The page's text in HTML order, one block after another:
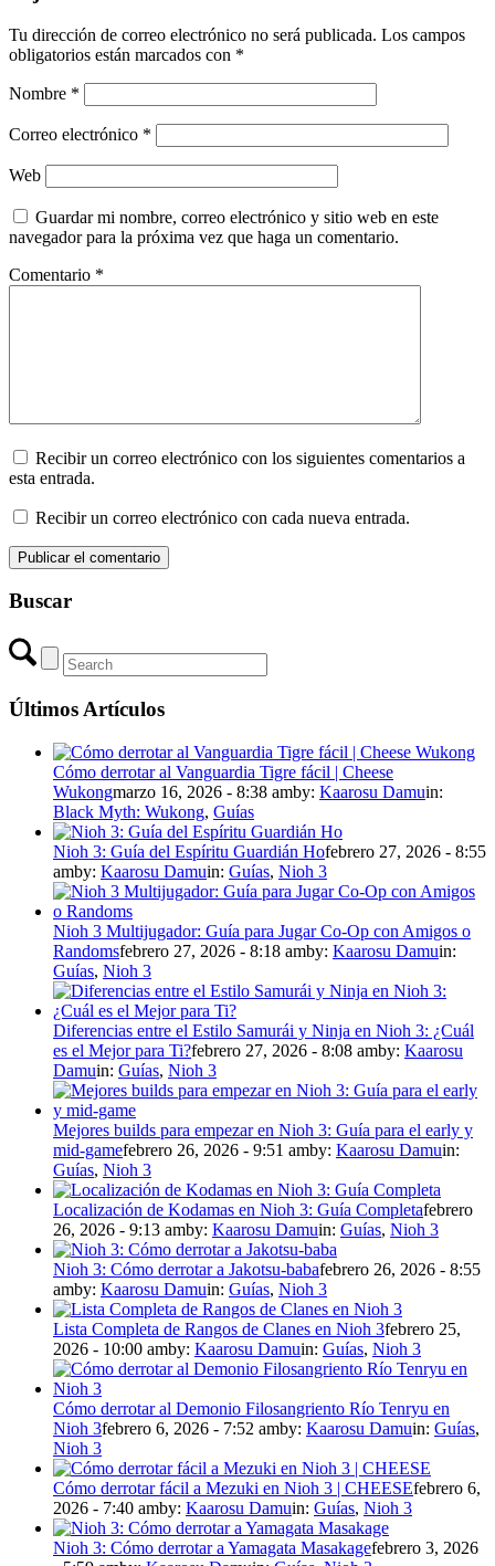
Tu dirección de correo electrónico no será publicada. Los campos
obligatorios están marcados con *
Nombre *
Correo electrónico *
Web
Guardar mi nombre, correo electrónico y sitio web en este
navegador para la próxima vez que haga un comentario.
Comentario *
Recibir un correo electrónico con los siguientes comentarios a
esta entrada.
Recibir un correo electrónico con cada nueva entrada.
Buscar
Últimos Artículos
Cómo derrotar al Vanguardia Tigre fácil | Cheese
Wukongmarzo 16, 2026 - 8:38 amby: Kaarosu Damuin:
Black Myth: Wukong, Guías
Nioh 3: Guía del Espíritu Guardián Hofebrero 27, 2026 - 8:55
amby: Kaarosu Damuin: Guías, Nioh 3
Nioh 3 Multijugador: Guía para Jugar Co-Op con Amigos o
Randomsfebrero 27, 2026 - 8:18 amby: Kaarosu Damuin:
Guías, Nioh 3
Diferencias entre el Estilo Samurái y Ninja en Nioh 3: ¿Cuál
es el Mejor para Ti?febrero 27, 2026 - 8:08 amby: Kaarosu
Damuin: Guías, Nioh 3
Mejores builds para empezar en Nioh 3: Guía para el early y
mid-gamefebrero 26, 2026 - 9:51 amby: Kaarosu Damuin:
Guías, Nioh 3
Localización de Kodamas en Nioh 3: Guía Completafebrero
26, 2026 - 9:13 amby: Kaarosu Damuin: Guías, Nioh 3
Nioh 3: Cómo derrotar a Jakotsu-babafebrero 26, 2026 - 8:55
amby: Kaarosu Damuin: Guías, Nioh 3
Lista Completa de Rangos de Clanes en Nioh 3febrero 25,
2026 - 10:00 amby: Kaarosu Damuin: Guías, Nioh 3
Cómo derrotar al Demonio Filosangriento Río Tenryu en
Nioh 3febrero 6, 2026 - 7:52 amby: Kaarosu Damuin: Guías,
Nioh 3
Cómo derrotar fácil a Mezuki en Nioh 3 | CHEESEfebrero 6,
2026 - 7:40 amby: Kaarosu Damuin: Guías, Nioh 3
Nioh 3: Cómo derrotar a Yamagata Masakagefebrero 3, 2026